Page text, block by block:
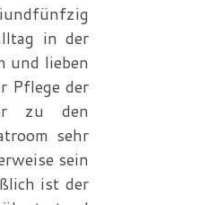
in der
und lieben
Pflege der
zu den
sehr
sein
ist der